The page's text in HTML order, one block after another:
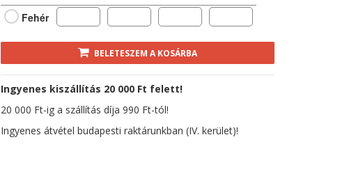
Fehér
BELETESZEM A KOSÁRBA
Ingyenes kiszállítás 20 000 Ft felett!
20 000 Ft-ig a szállítás díja 990 Ft-tól!
Ingyenes átvétel budapesti raktárunkban (IV. kerület)!